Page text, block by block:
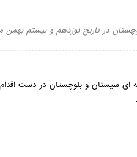
در تاریخ نوزدهم و بیستم بهمن ماه
ای سیستان و بلوچستان در دست